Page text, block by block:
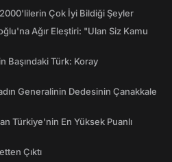
Çok İyi Bildiği Şeyler
Ağır Eleştiri: "Ulan Siz Kamu
Başındaki Türk: Koray
Generalinin Dedesinin Çanakkale
Türkiye'nin En Yüksek Puanlı
Çıktı